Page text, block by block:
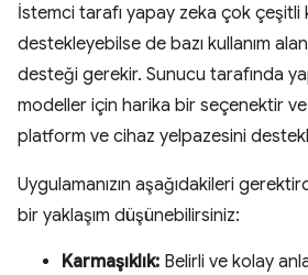
İstemci tarafı yapay zeka çok çeşitli
destekleyebilse de bazı kullanım
desteği gerekir. Sunucu tarafında
modeller için harika bir seçenektir
platform ve cihaz yelpazesini
Uygulamanızın aşağıdakileri
bir yaklaşım düşünebilirsiniz:
Karmaşıklık: Belirli ve kolay